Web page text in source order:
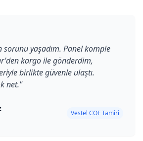
yaşadım. Panel komple
kargo ile gönderdim,
birlikte güvenle ulaştı.
net."
Vestel COF Tamiri